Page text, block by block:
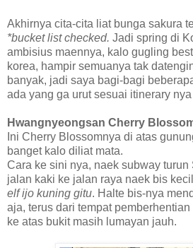
Akhirnya cita-cita liat bunga sakura
*bucket list checked. Jadi spring di
ambisius maennya, kalo gugling
korea, hampir semuanya tak
banyak, jadi saya bagi-bagi
ada yang ga urut sesuai itinerary
Hwangnyeongsan Cherry
Ini Cherry Blossomnya di atas
banget kalo diliat mata.
Cara ke sini nya, naek subway
jalan kaki ke jalan raya naek bis
elf ijo kuning gitu. Halte bis-nya
aja, terus dari tempat
ke atas bukit masih lumayan jauh.